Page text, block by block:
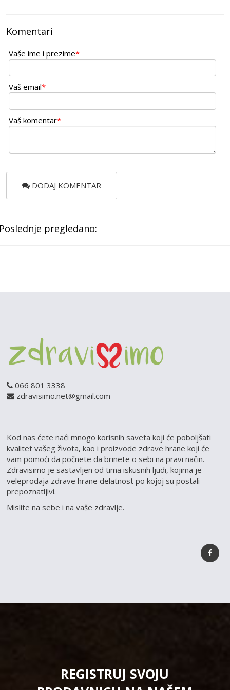
Komentari
Vaše ime i prezime*
Vaš email*
Vaš komentar*
DODAJ KOMENTAR
pregledano:
066 801 3338
zdravisimo.net@gmail.com
Kod nas ćete naći mnogo korisnih saveta koji će poboljšati
kvalitet vašeg života, kao i proizvode zdrave hrane koji će
vam pomoći da počnete da brinete o sebi na pravi način.
Zdravisimo je sastavljen od tima iskusnih ljudi, kojima je
veleprodaja zdrave hrane delatnost po kojoj su postali
prepoznatljivi.
Mislite na sebe i na vaše zdravlje.
REGISTRUJ SVOJU